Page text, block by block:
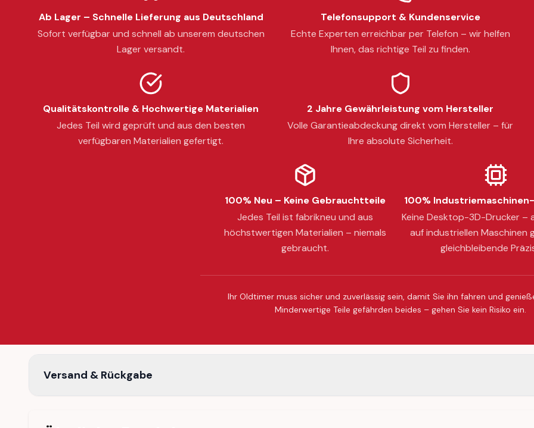
Ab Lager – Schnelle Lieferung aus Deutschland
Sofort verfügbar und schnell ab unserem deutschen
Lager versandt.
Telefonsupport & Kundenservice
Echte Experten erreichbar per Telefon – wir helfen
Ihnen, das richtige Teil zu finden.
Qualitätskontrolle & Hochwertige Materialien
Jedes Teil wird geprüft und aus den besten
verfügbaren Materialien gefertigt.
2 Jahre Gewährleistung vom Hersteller
Volle Garantieabdeckung direkt vom Hersteller – für
Ihre absolute Sicherheit.
100% Neu – Keine Gebrauchtteile
Jedes Teil ist fabrikneu und aus
höchstwertigen Materialien – niemals
gebraucht.
100%
Keine Desktop-3D-Drucker –
auf industriellen Maschinen
gleichbleibende
Ihr Oldtimer muss sicher und zuverlässig sein, damit Sie ihn fahren und
Minderwertige Teile gefährden beides – gehen Sie kein Risiko ein.
Versand & Rückgabe